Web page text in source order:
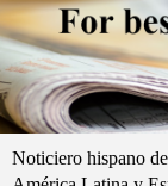
Noticiero hispano